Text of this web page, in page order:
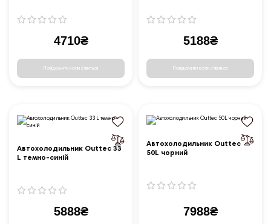
4710₴
Повідомити коли з'явиться
5188₴
Повідомити коли з'явиться
Автохолодильник Outtec 33
L темно-синій
5888₴
Автохолодильник Outtec
50L чорний
7988₴